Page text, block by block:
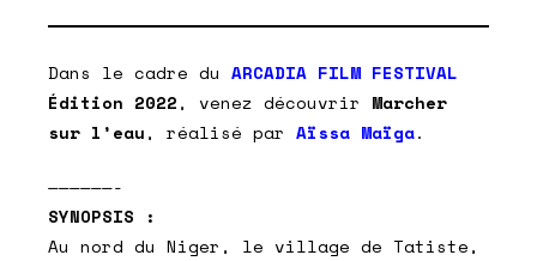
Dans le cadre du ARCADIA FILM FESTIVAL
Édition 2022, venez découvrir Marcher
sur l’eau, réalisé par Aïssa Maïga.
——————-
SYNOPSIS :
Au nord du Niger, le village de Tatiste,